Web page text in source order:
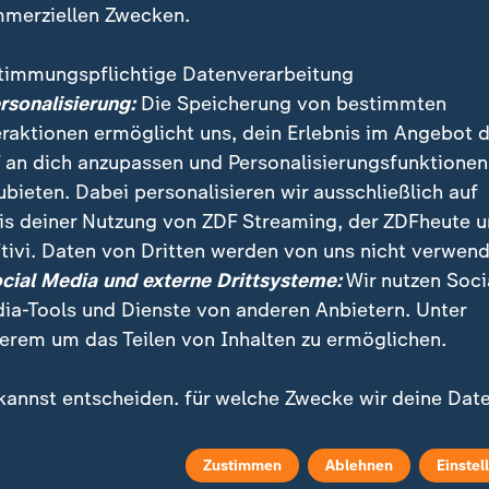
ZDFheute
Videos
Stories
ZDFheute Update
E-Mail-Newsletter
Facebook Messenger
WhatsApp-Channel
ZDFheute Update Archiv
Zwecken.
Datenverarbeitung
Die Speicherung von bestimmten
ermöglicht uns, dein Erlebnis im Angebot
an dich anzupassen und Personalisierungsfunktionen
Dabei personalisieren wir ausschließlich auf
deiner Nutzung von ZDF Streaming, der ZDFheute
Daten von Dritten werden von uns nicht
Media und externe Drittsysteme:Wir nutzen
Tools und Dienste von anderen Anbietern. Unter
um das Teilen von Inhalten zu ermöglichen.
entscheiden, für welche Zwecke wir deine
genutztes Gerät. Mit "Zustimmen" erklärst du
Zustimmen Ablehnen